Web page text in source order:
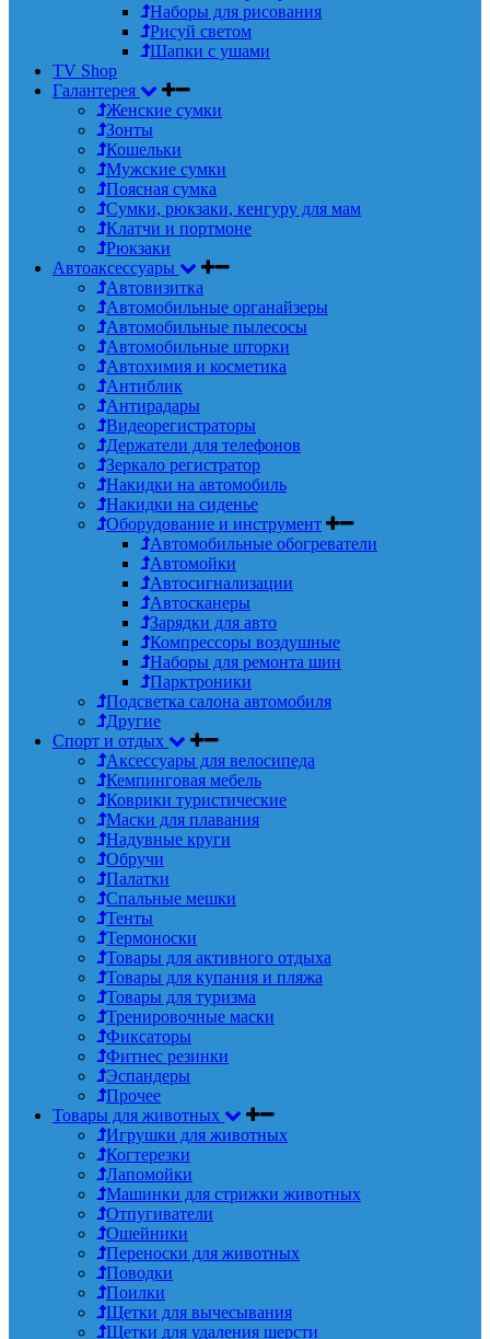
Наборы для рисования
Рисуй светом
Шапки с ушами
TV Shop
Галантерея
Женские сумки
Зонты
Кошельки
Мужские сумки
Поясная сумка
Сумки, рюкзаки, кенгуру для мам
Клатчи и портмоне
Рюкзаки
Автоаксессуары
Автовизитка
Автомобильные органайзеры
Автомобильные пылесосы
Автомобильные шторки
Автохимия и косметика
Антиблик
Антирадары
Видеорегистраторы
Держатели для телефонов
Зеркало регистратор
Накидки на автомобиль
Накидки на сиденье
Оборудование и инструмент
Автомобильные обогреватели
Автомойки
Автосигнализации
Автосканеры
Зарядки для авто
Компрессоры воздушные
Наборы для ремонта шин
Парктроники
Подсветка салона автомобиля
Другие
Спорт и отдых
Аксессуары для велосипеда
Кемпинговая мебель
Коврики туристические
Маски для плавания
Надувные круги
Обручи
Палатки
Спальные мешки
Тенты
Термоноски
Товары для активного отдыха
Товары для купания и пляжа
Товары для туризма
Тренировочные маски
Фиксаторы
Фитнес резинки
Эспандеры
Прочее
Товары для животных
Игрушки для животных
Когтерезки
Лапомойки
Машинки для стрижки животных
Отпугиватели
Ошейники
Переноски для животных
Поводки
Поилки
Щетки для вычесывания
Щетки для удаления шерсти